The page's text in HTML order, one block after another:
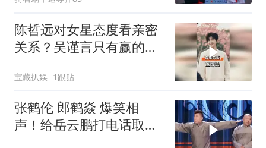
陈哲远对女星态度看亲密
关系？吴谨言只有赢的渴
宝藏扒娛 1跟贴
张鹤伦 郎鹤焱 爆笑相
声！给岳云鹏打电话取